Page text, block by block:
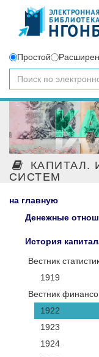
Простой
КАПИТАЛ.
СИСТЕМ
на главную
Денежные
История
Вестник
1919
Вестник
1922
1923
1924